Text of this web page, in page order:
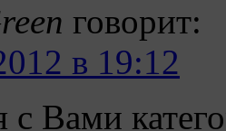
говорит:
в 19:12
с Вами